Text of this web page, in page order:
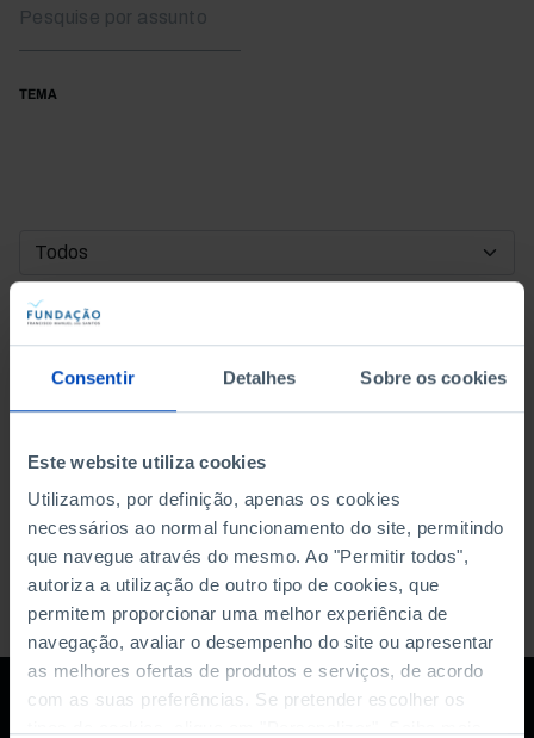
Consentir Detalhes Sobre os cookies
Este website utiliza cookies
Utilizamos, por definição, apenas os cookies
necessários ao normal funcionamento do site, permitindo
que navegue através do mesmo. Ao "Permitir todos",
autoriza a utilização de outro tipo de cookies, que
permitem proporcionar uma melhor experiência de
navegação, avaliar o desempenho do site ou apresentar
as melhores ofertas de produtos e serviços, de acordo
com as suas preferências. Se pretender escolher os
TEMA
DATA DE INÍCIO
DATA DE FIM